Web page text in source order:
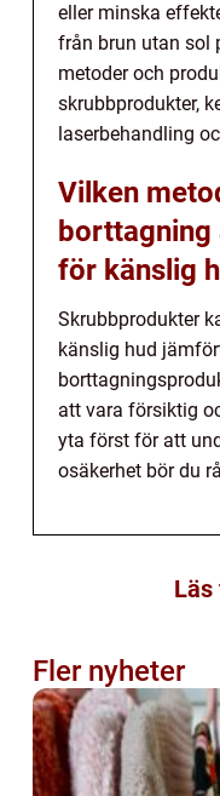
eller minska
från brun utan sol
metoder och
skrubbprodukter,
laserbehandling
Vilken
borttagning
för känslig
Skrubbprodukter
känslig hud
att vara försiktig
yta först för att
osäkerhet bör du
Läs
Fler nyheter